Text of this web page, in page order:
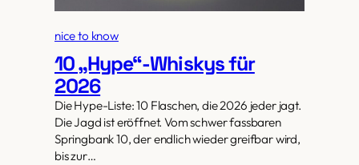
nice to know
10 „Hype“-Whiskys für
2026
Die Hype-Liste: 10 Flaschen, die 2026 jeder jagt.
Die Jagd ist eröffnet. Vom schwer fassbaren
Springbank 10, der endlich wieder greifbar wird,
bis zur…